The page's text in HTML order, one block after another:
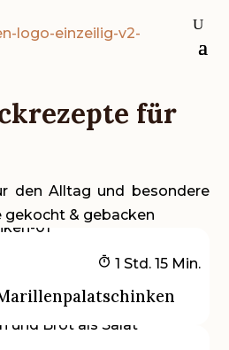
für
den Alltag und besondere
gekocht & gebacken
1Stunde
Std. 15Minuten
Min.